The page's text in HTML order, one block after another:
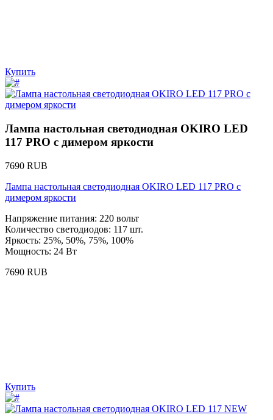
Купить
Лампа настольная светодиодная OKIRO LED
117 PRO с димером яркости
7690 RUB
Лампа настольная светодиодная OKIRO LED 117 PRO с
димером яркости
Напряжение питания: 220 вольт
Количество светодиодов: 117 шт.
Яркость: 25%, 50%, 75%, 100%
Мощность: 24 Вт
7690 RUB
Купить